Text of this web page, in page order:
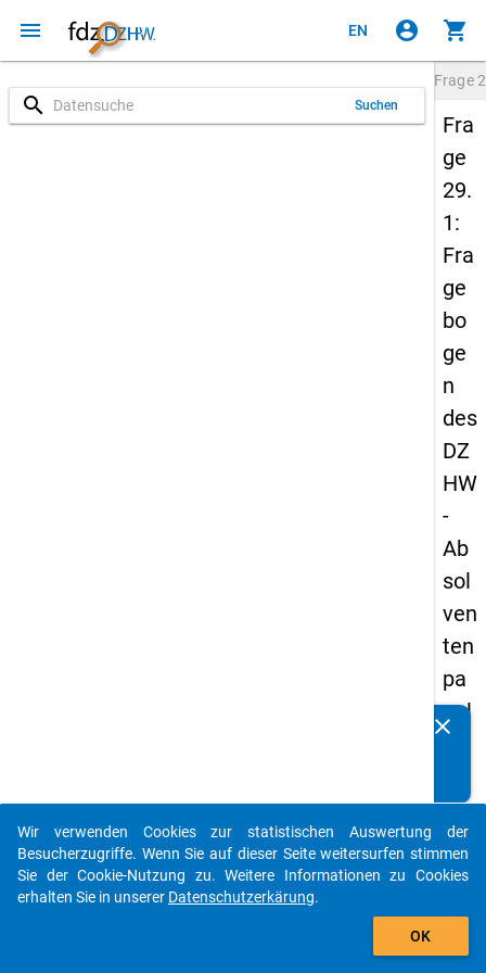
menu EN account_circle shopping_cart
search Suchen
Frage
Fra
ge
29.
1:
Fra
ge
bo
ge
n
des
DZ
HW
-
Ab
sol
ven
ten
pa
nel
09
-
zw
clear
auto_stories
add_shopping_cart
Wir verwenden Cookies zur statistischen Auswertung der
Besucherzugriffe. Wenn Sie auf dieser Seite weitersurfen stimmen
Sie der Cookie-Nutzung zu. Weitere Informationen zu Cookies
erhalten Sie in unserer Datenschutzerkärung.
OK